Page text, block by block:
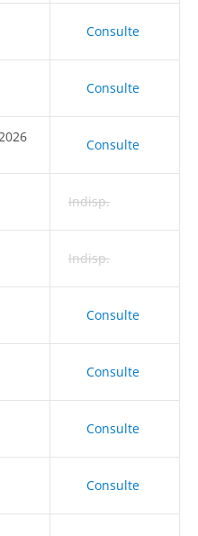
Consulte
Consulte
Consulte
Indisp.
Indisp.
Consulte
Consulte
Consulte
Consulte